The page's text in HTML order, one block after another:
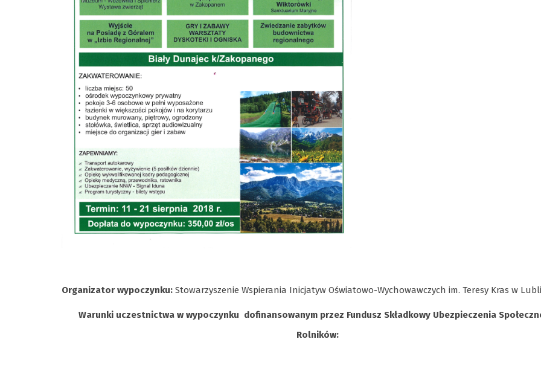
Organizator wypoczynku: Stowarzyszenie Wspierania Inicjatyw Oświatowo-Wychowawczych im. Teresy Kras w
Warunki uczestnictwa w wypoczynku dofinansowanym przez Fundusz Składkowy Ubezpieczenia
Rolników: